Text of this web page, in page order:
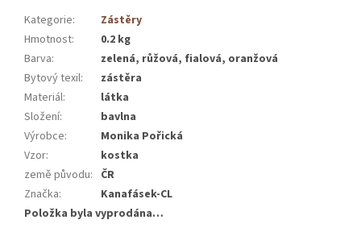
Kategorie:
Zástěry
Hmotnost:
0.2 kg
Barva:
zelená, růžová, fialová, oranžová
Bytový texil:
zástěra
Materiál:
látka
Složení:
bavlna
Výrobce:
Monika Pořická
Vzor:
kostka
země původu: ČR
Značka:
Kanafásek-CL
Položka byla vyprodána…